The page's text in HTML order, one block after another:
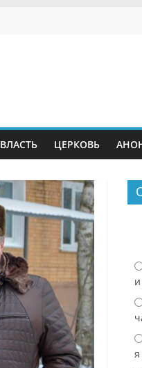
ВЛАСТЬ ЦЕРКОВЬ